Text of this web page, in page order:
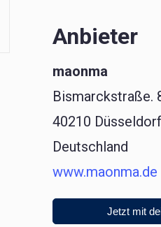
Anbieter
maonma
Bismarckstraße.
40210 Düsseldorf
Deutschland
www.maonma.de
Jetzt mit